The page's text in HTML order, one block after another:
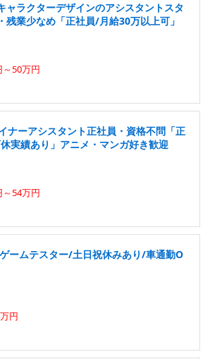
ャラクターデザインのアシスタントスタ
残業少なめ「正社員/月給30万以上可」
～50万円
ナーアシスタント正社員・資格不問「正
実績あり」アニメ・マンガ好き歓迎
～54万円
ームテスター/土日祝休みあり/車通勤O
円